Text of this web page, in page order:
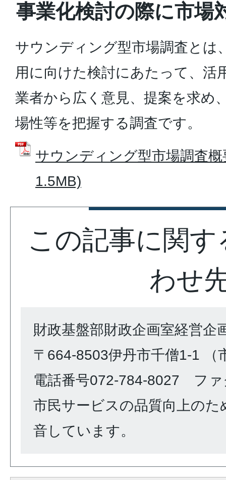
事業化検討の際に市場
サウンディング型市場調査とは
用に向けた検討にあたって、活
業者から広く意見、提案を求め
場性等を把握する調査です。
サウンディング型市場調査
1.5MB)
この記事に関
わせ
財政基盤部財政企画室経営企
〒664-8503伊丹市千僧1-1 （
電話番号072-784-8027 ファ
市民サービスの品質向上のた
音しています。